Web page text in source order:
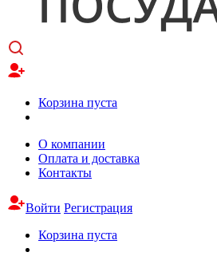
Корзина пуста
О компании
Оплата и доставка
Контакты
Войти Регистрация
Корзина пуста